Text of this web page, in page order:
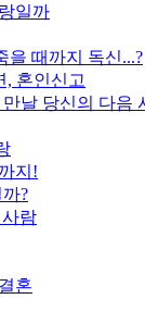
일까
을 때까지 독신...?
, 혼인신고
날 당신의 다음
지!
?
람
혼